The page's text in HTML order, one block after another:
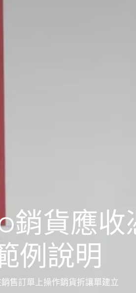
貨應收
例說明
售訂單上操作銷貨折讓單建立